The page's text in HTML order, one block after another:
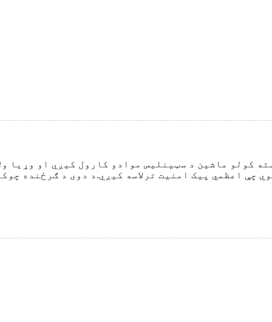
کولو ماشین د سټینلیس موادو کارول کیږي او وړیا
چې اعظمي پیک امنیت ترلاسه کیږي.د دوی د ګرځنده